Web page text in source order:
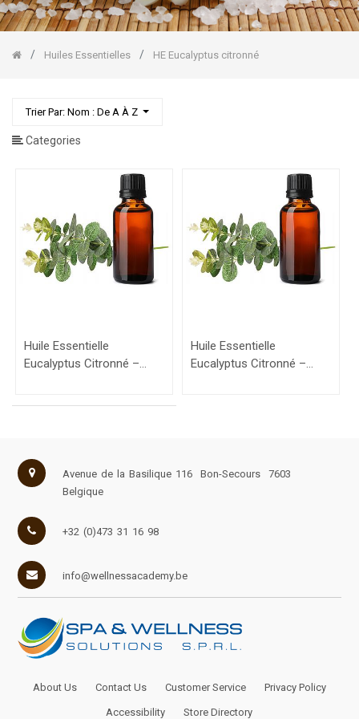
Huiles Essentielles HE Eucalyptus citronné
Trier Par: Nom : De A À Z
Categories
Sylvestre
Lavande
fine
HE
Pamplemousse
Gommages
Corps/Visage
Huile Essentielle
Eucalyptus Citronné –
Huile Essentielle
Eucalyptus Citronné –
Avenue de la Basilique 116 Bon-Secours
7603
Belgique
+32 (0)473 31 16 98
info@wellnessacademy.be
About Us Contact Us Customer Service Privacy Policy
Accessibility Store Directory